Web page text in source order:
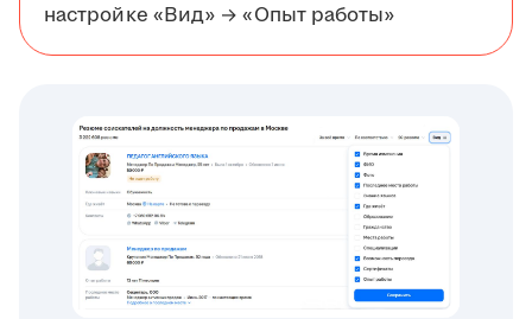
настройке «Вид» → «Опыт работы»